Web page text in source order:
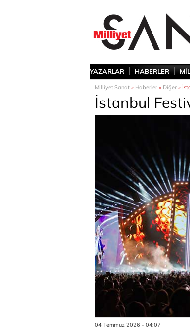
YAZARLAR HABERLER
Milliyet Sanat » Haberler » Diğer »
İstanbul
04 Temmuz 2026 - 04:07